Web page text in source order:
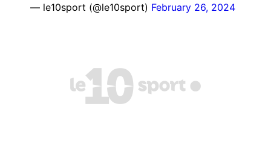
— le10sport (@le10sport) February 26, 2024